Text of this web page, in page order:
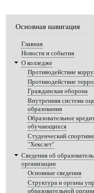
Основная навигация
Главная
Новости и события
О колледже
Противодействие
Противодействие
Гражданская оборона
Внутренняя система
образования
Образовательное
обучающихся
Студенческий
"Хекслет"
Сведения об
организации
Основные сведения
Структура и органы
образовательной